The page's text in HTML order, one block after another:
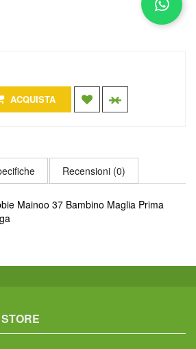
ACQUISTA
Recensioni (0)
Mainoo 37 Bambino Maglia Prima